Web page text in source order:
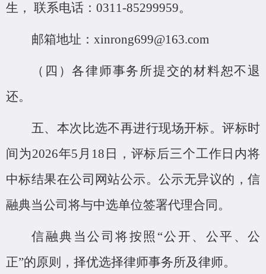
生， 联系电话：0311-85299959。
邮箱地址： xinrong699@163.com
（四）各律师事务所提交的材料恕不退
还。
五、本次比选不再进行现场开标。评标时
间为2026年5月18日，评标后三个工作日内将
中标结果在公司网站公示。公示无异议的，信
融典当公司将与中选单位签署代理合同。
信融典当公司将按照 “公开、公平、公
正”的原则，择优选择律师事务所及律师。